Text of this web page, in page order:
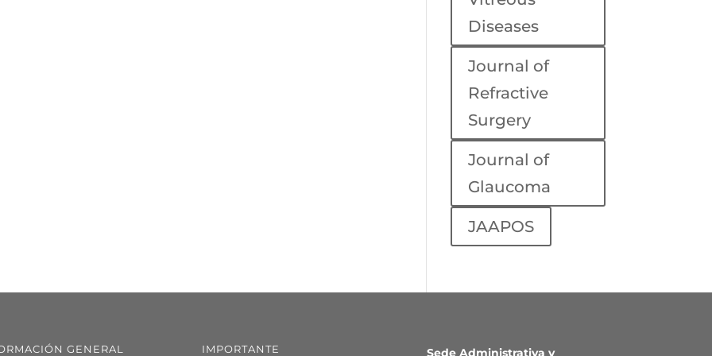
Diseases
Journal of
Refractive
Surgery
Journal of
Glaucoma
JAAPOS
GENERAL IMPORTANTE Sede Administrativa y